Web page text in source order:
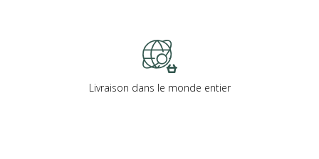
Livraison dans le monde entier